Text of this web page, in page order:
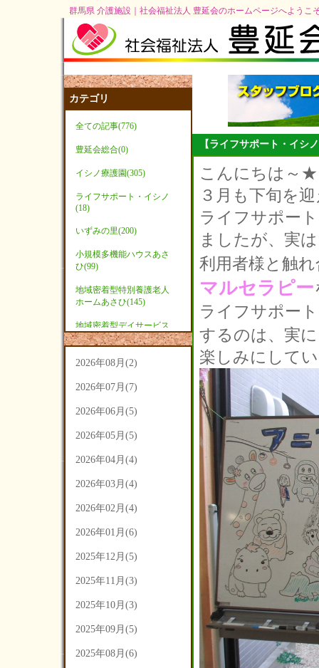
群馬県 介護施設｜社会福祉法人 豊延会のホームページへようこ
カテゴリ
全ての記事(776)
豊延会総合(0)
イシノ療護園(305)
ライフサポート・イシノ
(18)
いずみの里(200)
小規模多機能ハウスあさ
ひ(99)
地域密着型特別養護老人
ホームあさひ(145)
地域密着型デイサービス
あさひ(9)
2026年08月(2)
2026年07月(7)
2026年06月(5)
2026年05月(5)
2026年04月(4)
2026年03月(4)
2026年02月(4)
2026年01月(6)
2025年12月(5)
2025年11月(3)
2025年10月(3)
2025年09月(5)
2025年08月(6)
【ライフサポート・イ
こんにちは～★
３月も下旬を
ライフサポー
ましたが、実
利用者様と触
マルセラピー
ライフサポー
するのは、実に
楽しみにして